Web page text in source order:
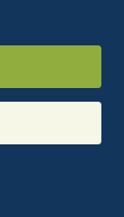
pre